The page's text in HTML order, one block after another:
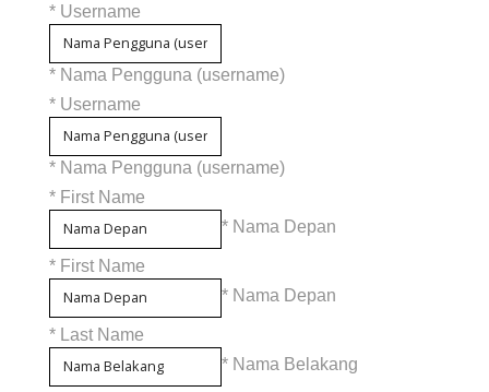
* Username
* Nama Pengguna (username)
* Username
* Nama Pengguna (username)
* First Name
* Nama Depan
* First Name
* Nama Depan
* Last Name
* Nama Belakang